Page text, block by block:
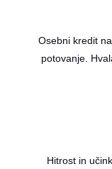
Osebni kredit
potovanje.
Hitrost in